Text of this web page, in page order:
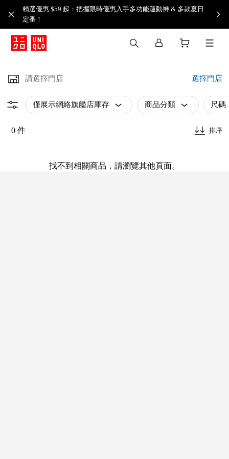
精選優惠 $59 起：把握限時優惠入手多功能運動褲 & 多款夏日
定番！​
請選擇門店 選擇門店
僅展示網絡旗艦店庫存 商品分類 尺碼
0 件 排序
找不到相關商品，請瀏覽其他頁面。